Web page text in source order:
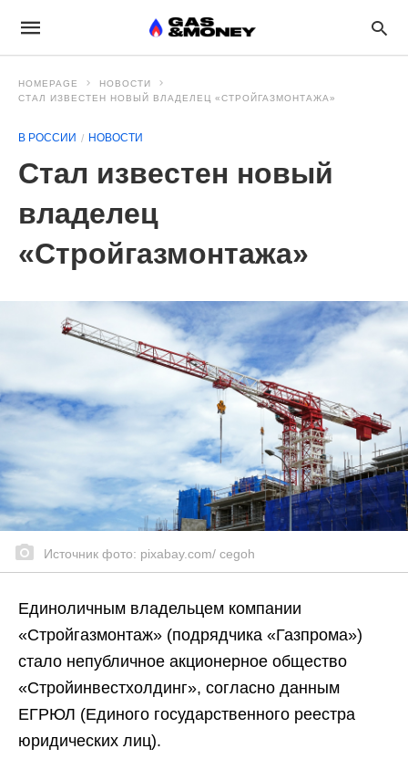
HOMEPAGE
НОВОСТИ
СТАЛ ИЗВЕСТЕН НОВЫЙ ВЛАДЕЛЕЦ «СТРОЙГАЗМОНТАЖА»
В РОССИИ НОВОСТИ
Стал известен новый
владелец
«Стройгазмонтажа»
Источник фото: pixabay.com/ cegoh
Единоличным владельцем компании
«Стройгазмонтаж» (подрядчика «Газпрома»)
стало непубличное акционерное общество
«Стройинвестхолдинг», согласно данным
ЕГРЮЛ (Единого государственного реестра
юридических лиц).